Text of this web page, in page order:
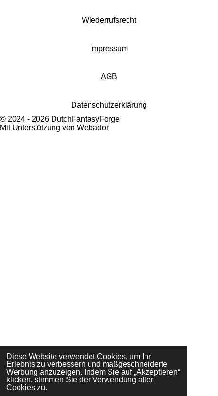
Diese Website verwendet Cookies, um Ihr
Erlebnis zu verbessern und maßgeschneiderte
Werbung anzuzeigen. Indem Sie auf „Akzeptieren“
klicken, stimmen Sie der Verwendung aller
Cookies zu.
r
Wiederrufsrecht
Impressum
AGB
Datenschutzerklärung
© 2024 - 2026 DutchFantasyForge
Mit Unterstützung von Webador